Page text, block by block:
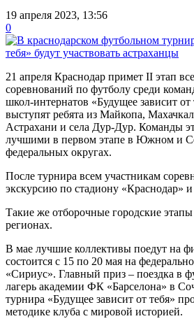
19 апреля 2023, 13:56
0
21 апреля Краснодар примет II этап
соревнований по футболу среди
школ-интернатов «Будущее зависит
выступят ребята из Майкопа,
Астрахани и села Дур-Дур. Команды
лучшими в первом этапе в Южном и
федеральных округах.
После турнира всем участникам
экскурсию по стадиону «Краснодар»
Такие же отборочные городские
регионах.
В мае лучшие коллективы поедут на
состоится с 15 по 20 мая на
«Сириус». Главный приз – поездка в
лагерь академии ФК «Барселона» в
турнира «Будущее зависит от тебя»
методике клуба с мировой историей.